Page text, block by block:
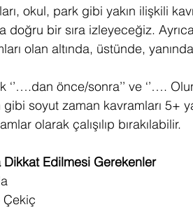
okul, park gibi yakın ilişkili
doğru bir sıra izleyeceğiz.
olan altında, üstünde,
önce/sonra’’ ve ‘’….
soyut zaman kavramları 5+
olarak çalışılıp bırakılabilir.
Dikkat Edilmesi Gerekenler
Çekiç